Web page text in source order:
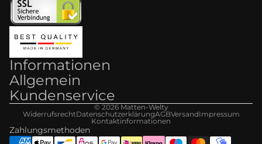
Informationen
Allgemein
Kundenservice
© 2026Matten-Welty
WiderrufsrechtDatenschutzerklärungAGBVersandImpressum
Kontaktinformationen
Zahlungsmethoden